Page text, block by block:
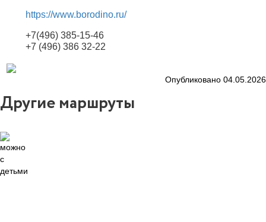
https://www.borodino.ru/
+7(496) 385-15-46
+7 (496) 386 32-22
Опубликовано 04.05.2026
Другие маршруты